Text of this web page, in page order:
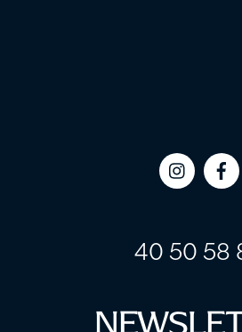
Icon
Icon
40 50 58